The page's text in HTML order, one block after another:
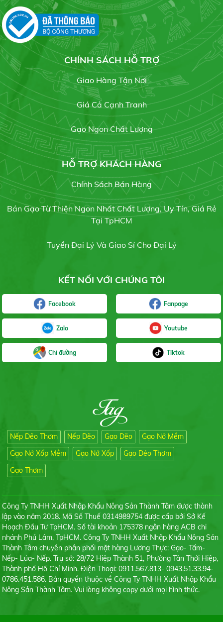
Gạo bụi sữa
Liên hệ
Gạo hột Bụi Đỏ
Liên hệ
Gạo Lài Sữa
Liên hệ
Liên hệ
Tấm Tài Nguyên
Liên hệ
Gạo Sơ Ri
Liên hệ
Gạo Hương Lài
Liên hệ
Tấm thơm Đài Loan
Liên hệ
Gạo sạch
17/07/2021
CHÍNH SÁCH HỖ TRỢ
Giao Hàng Tận Nơi
Giá Cả Cạnh Tranh
Gạo Ngon Chất Lượng
HỖ TRỢ KHÁCH HÀNG
Chính Sách Bán Hàng
Bán Gạo Từ Thiện Ngon Nhất Chất Lượng, Uy Tín, Giá Rẻ
Tại TpHCM
Tuyển Đại Lý Và Giao Sỉ Cho Đại Lý
KẾT NỐI VỚI CHÚNG TÔI
Facebook Fanpage
Zalo Youtube
Chỉ đường Tiktok
Nếp Dẽo Thơm Nếp Dẽo Gạo Dẽo
Gạo Nở Mềm
Gạo Nở Xốp Mềm
Gạo Nở Xốp
Gạo Dẻo Thơm
Gạo Thơm
Công Ty TNHH Xuất Nhập Khẩu Nông Sản Thành Tâm được thành
lập vào năm 2018. Mã Số Thuế 0314989754 được cấp bởi Sở Kế
Hoạch Đầu Tư TpHCM. Số tài khoản 175378 ngân hàng ACB chi
nhánh Phú Lâm, TpHCM. Công Ty TNHH Xuất Nhập Khẩu Nông Sản
Thành Tâm chuyên phân phối mặt hàng Lương Thực: Gạo- Tấm-
Nếp- Lúa- Nếp. Trụ sở: 28/72 Hiệp Thành 51, Phường Tân Thới Hiệp,
Thành phố Hồ Chí Minh. Điện Thoại: 0911.567.813- 0943.51.33.94-
0786.451.586. Bản quyền thuộc về Công Ty TNHH Xuất Nhập Khẩu
Nông Sản Thành Tâm. Vui lòng không copy dưới mọi hình thức.